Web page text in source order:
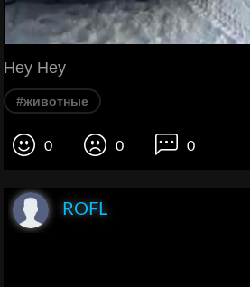
Hey Hey
#животные
0 0 0
ROFL